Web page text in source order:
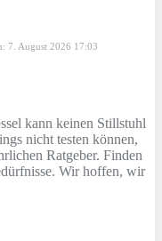
7. August 2026 17:03
kann keinen Stillstuhl
nicht testen können,
Ratgeber. Finden
Wir hoffen, wir